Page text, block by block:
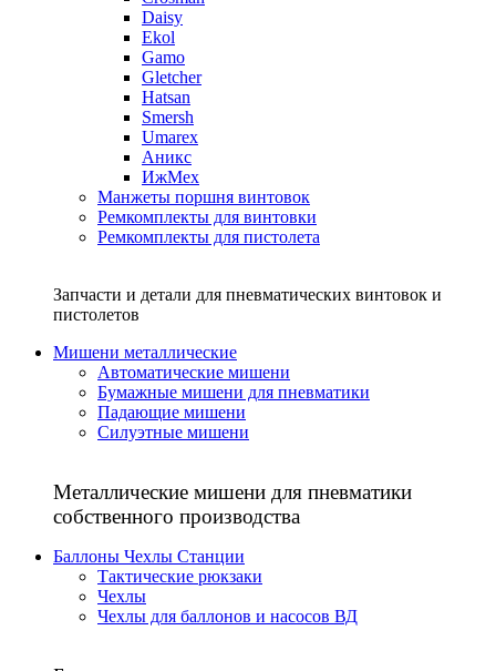
Daisy
Ekol
Gamo
Gletcher
Hatsan
Smersh
Umarex
Аникс
ИжМех
Манжеты поршня винтовок
Ремкомплекты для винтовки
Ремкомплекты для пистолета
Запчасти и детали для пневматических винтовок и
пистолетов
Мишени металлические
Автоматические мишени
Бумажные мишени для пневматики
Падающие мишени
Силуэтные мишени
Металлические мишени для пневматики
собственного производства
Баллоны Чехлы Станции
Тактические рюкзаки
Чехлы
Чехлы для баллонов и насосов ВД